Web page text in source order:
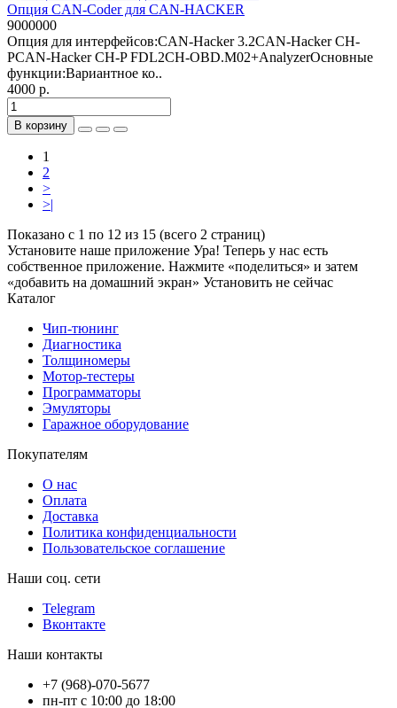
Опция CAN-Coder для CAN-HACKER
9000000
Опция для интерфейсов:CAN-Hacker 3.2CAN-Hacker CH-
PCAN-Hacker CH-P FDL2CH-OBD.M02+AnalyzerОсновные
функции:Вариантное ко..
4000 р.
В корзину
1
2
>
>|
Показано с 1 по 12 из 15 (всего 2 страниц)
Установите наше приложение Ура! Теперь у нас есть
собственное приложение. Нажмите «поделиться» и затем
«добавить на домашний экран» Установить не сейчас
Каталог
Чип-тюнинг
Диагностика
Толщиномеры
Мотор-тестеры
Программаторы
Эмуляторы
Гаражное оборудование
Покупателям
О нас
Оплата
Доставка
Политика конфиденциальности
Пользовательское соглашение
Наши соц. сети
Telegram
Вконтакте
Наши контакты
+7 (968)-070-5677
пн-пт с 10:00 до 18:00